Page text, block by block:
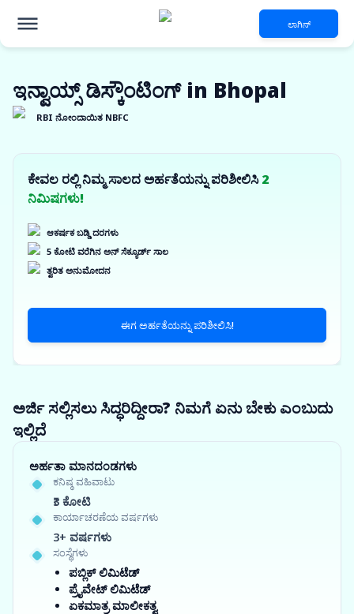
ಲಾಗಿನ್
ಇನ್ವಾಯ್ಸ್ ಡಿಸ್ಕೌಂಟಿಂಗ್ in Bhopal
RBI ನೋಂದಾಯಿತ NBFC
ಕೇವಲ ರಲ್ಲಿ ನಿಮ್ಮ ಸಾಲದ ಅರ್ಹತೆಯನ್ನು ಪರಿಶೀಲಿಸಿ2
ನಿಮಿಷಗಳು!
ಆಕರ್ಷಕ ಬಡ್ಡಿ ದರಗಳು
5 ಕೋಟಿ ವರೆಗಿನ ಅನ್ ಸೆಕ್ಯೂರ್ಡ್ ಸಾಲ
ತ್ವರಿತ ಅನುಮೋದನ
ಈಗ ಅರ್ಹತೆಯನ್ನು ಪರಿಶೀಲಿಸಿ!
ಅರ್ಜಿ ಸಲ್ಲಿಸಲು ಸಿದ್ಧರಿದ್ದೀರಾ? ನಿಮಗೆ ಏನು ಬೇಕು ಎಂಬುದು
ಇಲ್ಲಿದೆ
ಅರ್ಹತಾ ಮಾನದಂಡಗಳು
ಕನಿಷ್ಠ ವಹಿವಾಟು
₹3 ಕೋಟಿ
ಕಾರ್ಯಾಚರಣೆಯ ವರ್ಷಗಳು
3+ ವರ್ಷಗಳು
ಸಂಸ್ಥೆಗಳು
ಪಬ್ಲಿಕ್ ಲಿಮಿಟೆಡ್
ಪ್ರೈವೇಟ್ ಲಿಮಿಟೆಡ್
ಏಕಮಾತ್ರ ಮಾಲೀಕತ್ವ